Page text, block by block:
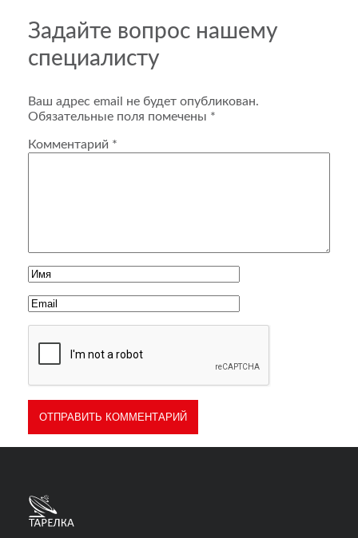
Задайте вопрос нашему
специалисту
Ваш адрес email не будет опубликован.
Обязательные поля помечены *
Комментарий *